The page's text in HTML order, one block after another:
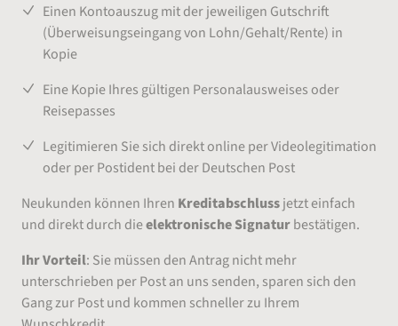
Einen Kontoauszug mit der jeweiligen Gutschrift
(Überweisungseingang von Lohn/Gehalt/Rente) in
Kopie
Eine Kopie Ihres gültigen Personalausweises oder
Reisepasses
Legitimieren Sie sich direkt online per Videolegitimation
oder per Postident bei der Deutschen Post
Neukunden können Ihren Kreditabschlussjetzt einfach
und direkt durch dieelektronische Signaturbestätigen.
Ihr Vorteil: Sie müssen den Antrag nicht mehr
unterschrieben per Post an uns senden, sparen sich den
Gang zur Post und kommen schneller zu Ihrem